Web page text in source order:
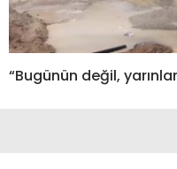
“Bugünün değil,